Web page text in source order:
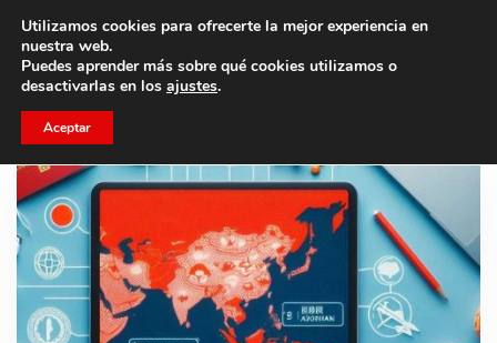
Trae a un amigo y llevaos un total de 75€ de descuento.
Utilizamos cookies para ofrecerte la mejor experiencia en
nuestra web.
Puedes aprender más sobre qué cookies utilizamos o
desactivarlas en los ajustes.
Aceptar